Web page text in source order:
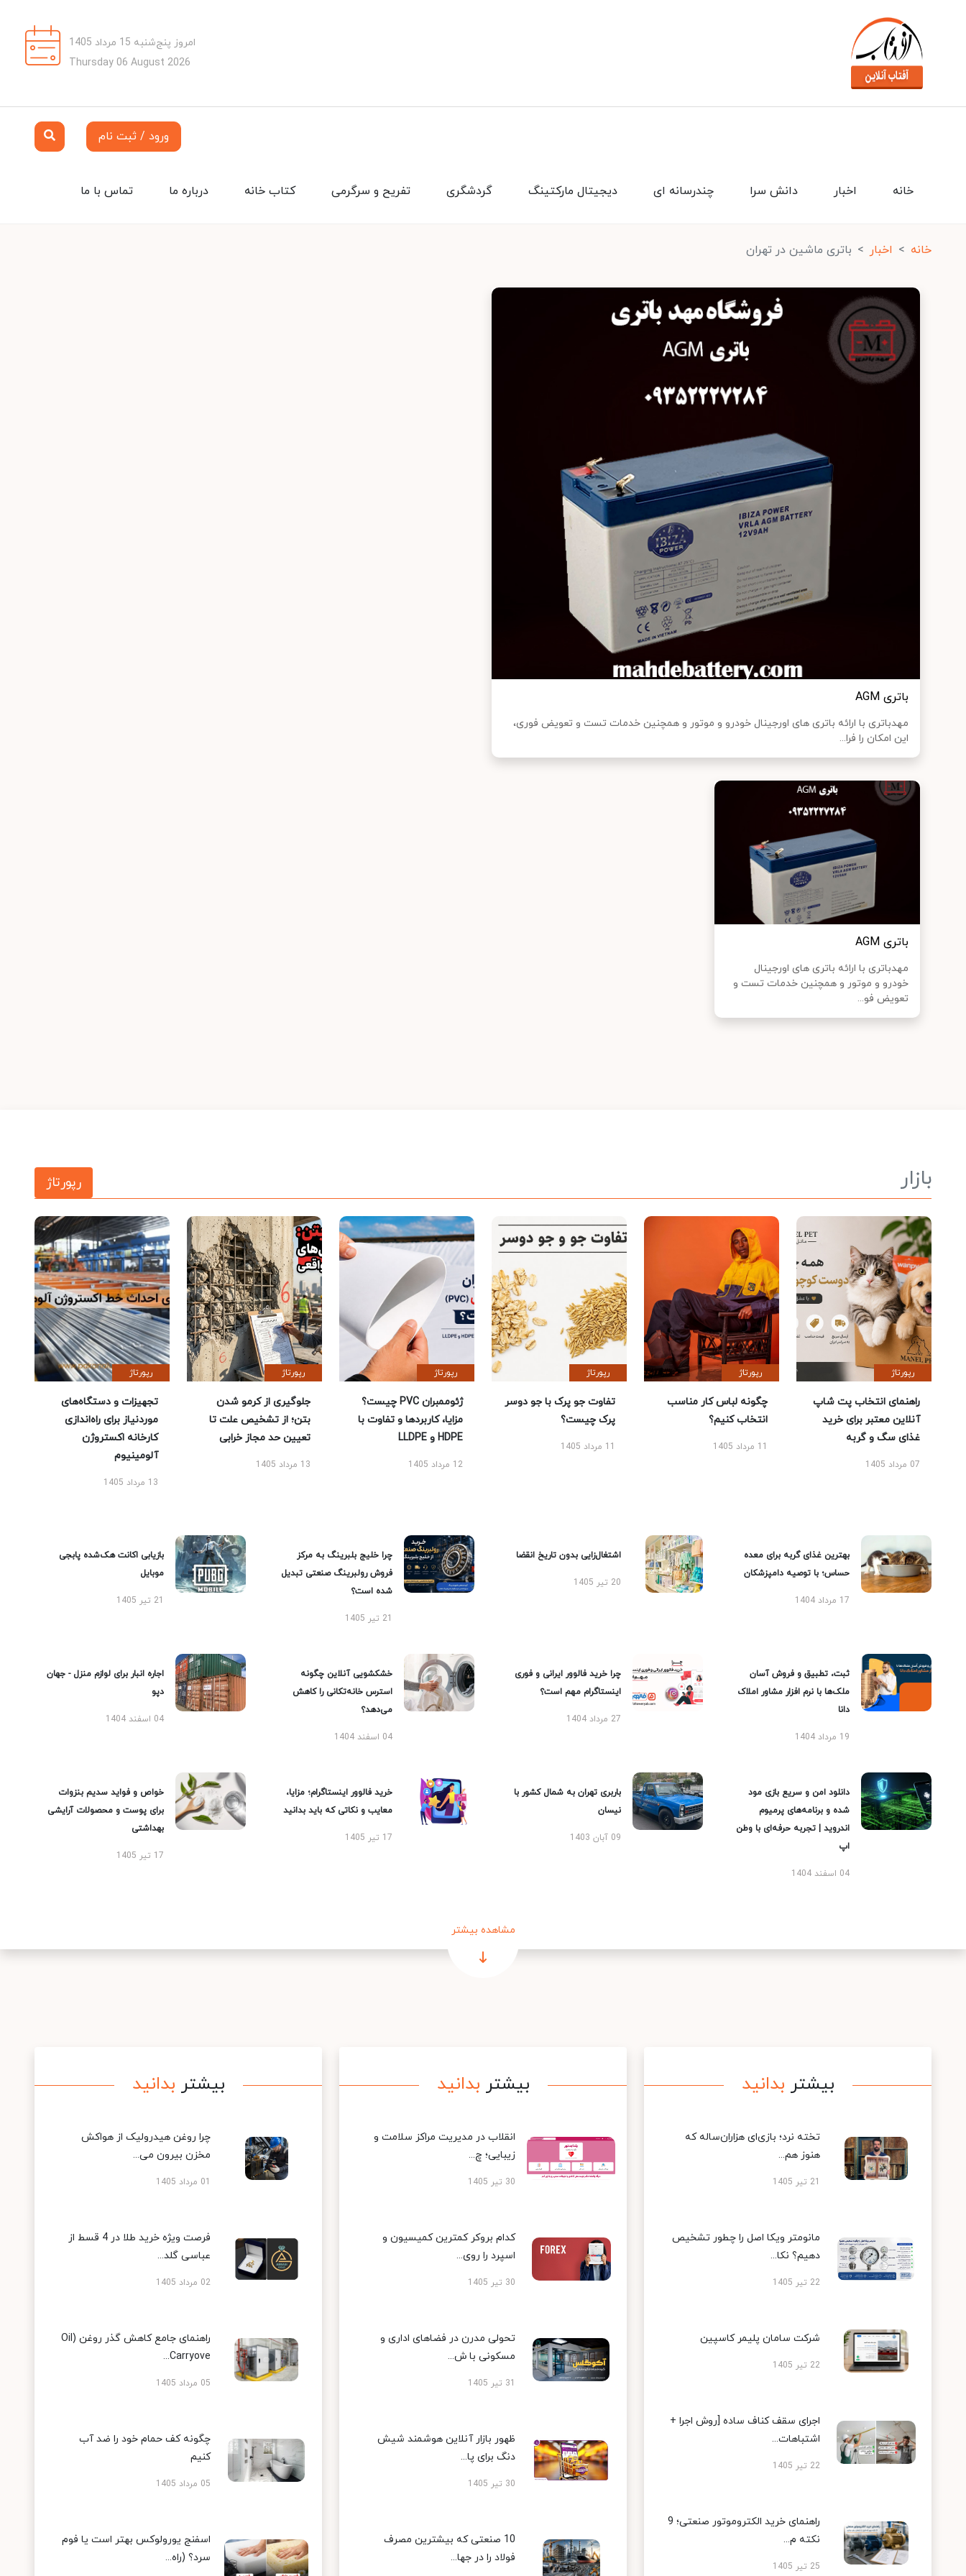
امروز پنج‌شنبه 15 مرداد 1405
Thursday 06 August 2026
ورود / ثبت نام
تماس با ما درباره ما کتاب خانه تفریح و سرگرمی گردشگری دیجیتال مارکتینگ چندرسانه ای دانش سرا اخبار خانه
خانه اخبار باتری ماشین در تهران
باتری AGM
مهدباتری با ارائه باتری های اورجینال خودرو و موتور و همچنین خدمات تست و تعویض فوری،
این امکان را فرا...
باتری AGM
مهدباتری با ارائه باتری های اورجینال
خودرو و موتور و همچنین خدمات تست و
تعویض فو...
بازار رپورتاژ
رپورتاژ
راهنمای انتخاب پت شاپ
آنلاین معتبر برای خرید
غذای سگ و گربه
07 مرداد 1405
رپورتاژ
چگونه لباس کار مناسب
انتخاب کنیم؟
11 مرداد 1405
رپورتاژ
تفاوت جو پرک با جو دوسر
پرک چیست؟
11 مرداد 1405
رپورتاژ
ژئوممبران PVC چیست؟
مزایا، کاربردها و تفاوت با
HDPE و LLDPE
12 مرداد 1405
رپورتاژ
جلوگیری از کرمو شدن
بتن؛ از تشخیص علت تا
تعیین حد مجاز خرابی
13 مرداد 1405
رپورتاژ
تجهیزات و دستگاه‌های
موردنیاز برای راه‌اندازی
کارخانه اکستروژن
آلومینیوم
13 مرداد 1405
بهترین غذای گربه برای معده
حساس؛ با توصیه دامپزشکان
17 مرداد 1404
اشتغال‌زایی بدون تاریخ انقضا
20 تیر 1405
چرا خلیج بلبرینگ به مرکز
فروش رولبرینگ صنعتی تبدیل
شده است؟
21 تیر 1405
بازیابی اکانت هک‌شده پابجی
موبایل
21 تیر 1405
ثبت، تطبیق و فروش آسان
ملک‌ها با نرم افزار مشاور املاک
دانا
19 مرداد 1404
چرا خرید فالوور ایرانی و فوری
اینستاگرام مهم است؟
27 مرداد 1404
خشکشویی آنلاین چگونه
استرس خانه‌تکانی را کاهش
می‌دهد؟
04 اسفند 1404
اجاره انبار برای لوازم منزل - جهان
دپو
04 اسفند 1404
دانلود امن و سریع بازی مود
شده و برنامه‌های پرمیوم
اندروید | تجربه حرفه‌ای با وطن
اپ
04 اسفند 1404
باربری تهران به شمال کشور با
نیسان
09 آبان 1403
خرید فالوور اینستاگرام؛ مزایا،
معایب و نکاتی که باید بدانید
17 تیر 1405
خواص و فواید سدیم بنزوات
برای پوست و محصولات آرایشی
بهداشتی
17 تیر 1405
مشاهده بیشتر
بیشتر بدانید
تخته نرد؛ بازی‌ای هزاران‌ساله که
هنوز هم...
21 تیر 1405
مانومتر ویکا اصل را چطور تشخیص
دهیم؟ نکا...
22 تیر 1405
شرکت سامان پلیمر کاسپین
22 تیر 1405
اجرای سقف کناف ساده [روش اجرا +
اشتباهات...
22 تیر 1405
راهنمای خرید الکتروموتور صنعتی؛ 9
نکته م...
25 تیر 1405
بیشتر بدانید
انقلاب در مدیریت مراکز سلامت و
زیبایی؛ چ...
30 تیر 1405
کدام بروکر کمترین کمیسیون و
اسپرد را روی...
30 تیر 1405
تحولی مدرن در فضاهای اداری و
مسکونی با ش...
31 تیر 1405
ظهور بازار آنلاین هوشمند شیش
دنگ برای پا...
30 تیر 1405
10 صنعتی که بیشترین مصرف
فولاد را در جها...
بیشتر بدانید
چرا روغن هیدرولیک از هواکش
مخزن بیرون می...
01 مرداد 1405
فرصت ویژه خرید طلا در 4 قسط از
عباسی گلد...
02 مرداد 1405
راهنمای جامع کاهش گذر روغن (Oil
Carryove...
05 مرداد 1405
چگونه کف حمام خود را ضد آب
کنیم
05 مرداد 1405
اسفنج یورولوکس بهتر است یا فوم
سرد؟ (راه...